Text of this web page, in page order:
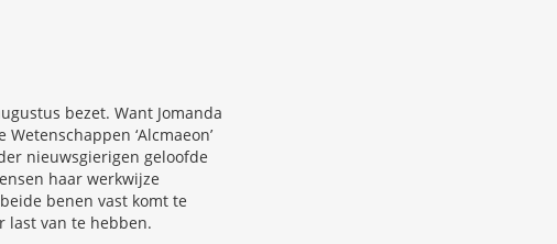
bezet. Want Jomanda
‘Alcmaeon’
nieuwsgierigen geloofde
haar werkwijze
benen vast komt te
last van te hebben.